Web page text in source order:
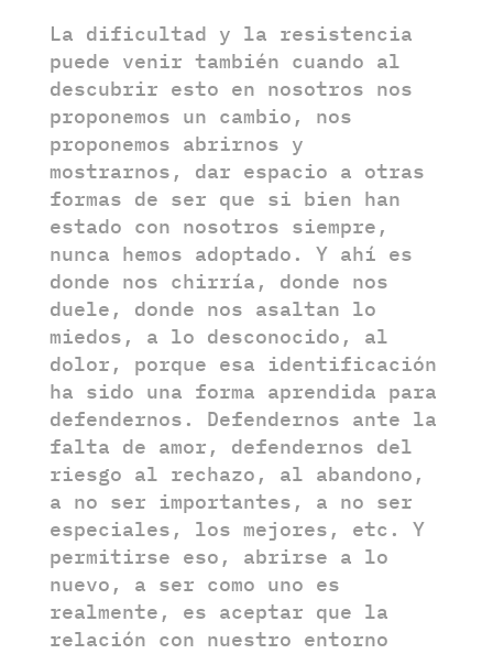
La dificultad y la resistencia
puede venir también cuando al
descubrir esto en nosotros nos
proponemos un cambio, nos
proponemos abrirnos y
mostrarnos, dar espacio a otras
formas de ser que si bien han
estado con nosotros siempre,
nunca hemos adoptado. Y ahí es
donde nos chirría, donde nos
duele, donde nos asaltan lo
miedos, a lo desconocido, al
dolor, porque esa identificación
ha sido una forma aprendida para
defendernos. Defendernos ante la
falta de amor, defendernos del
riesgo al rechazo, al abandono,
a no ser importantes, a no ser
especiales, los mejores, etc. Y
permitirse eso, abrirse a lo
nuevo, a ser como uno es
realmente, es aceptar que la
relación con nuestro entorno